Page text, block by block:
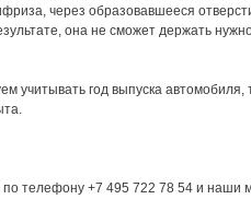
через образовавшееся
она не сможет держать
учитывать год выпуска автомобиля,
телефону +7 495 722 78 54 и наши